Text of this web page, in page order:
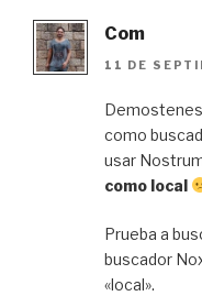
Com
11 DE
como
usar
como local
Prueba a
buscador
«local».